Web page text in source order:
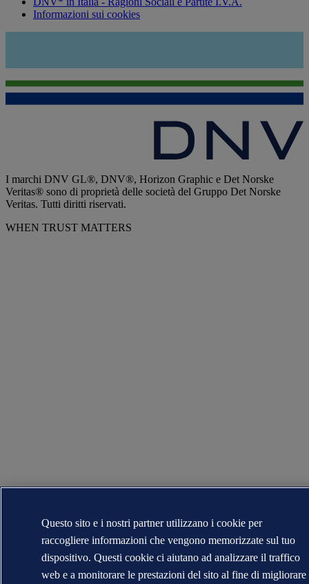
Informazioni sui cookies
I marchi DNV GL®, DNV®, Horizon Graphic e Det Norske
Veritas® sono di proprietà delle società del Gruppo Det Norske
Veritas. Tutti diritti riservati.
WHEN TRUST MATTERS
Questo sito e i nostri partner utilizzano i cookie per
raccogliere informazioni che vengono memorizzate sul tuo
dispositivo. Questi cookie ci aiutano ad analizzare il traffico
web e a monitorare le prestazioni del sito al fine di migliorare